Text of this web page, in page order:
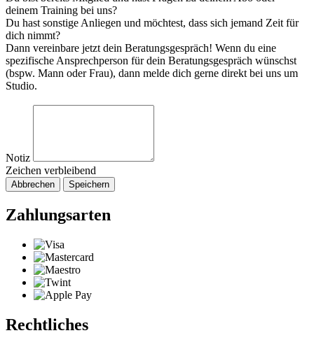
deinem Training bei uns?
Du hast sonstige Anliegen und möchtest, dass sich jemand Zeit für
dich nimmt?
Dann vereinbare jetzt dein Beratungsgespräch! Wenn du eine
spezifische Ansprechperson für dein Beratungsgespräch wünschst
(bspw. Mann oder Frau), dann melde dich gerne direkt bei uns um
Studio.
Notiz
Zeichen verbleibend
Abbrechen Speichern
Zahlungsarten
Rechtliches